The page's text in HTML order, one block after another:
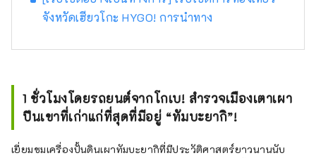
จังหวัดเฮียวโกะ HYGO! การนำทาง
1 ชั่วโมงโดยรถยนต์จากโกเบ! สำรวจเมืองเตาเผา
ปีนเขาที่เก่าแก่ที่สุดที่มีอยู่ “ทัมบะยากิ”!
เยี่ยมชมเครื่องปั้นดินเผาทัมบะยากิที่มีประวัติศาสตร์ยาวนานนับ